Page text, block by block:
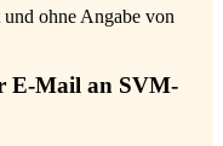
ohne Angabe von
E-Mail an SVM-